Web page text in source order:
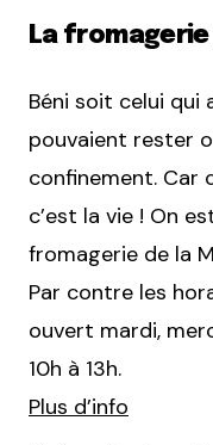
La fromagerie
Béni soit celui qui
pouvaient rester
confinement. Car
c’est la vie ! On
fromagerie de la
Par contre les
ouvert mardi,
10h à 13h.
Plus d’info